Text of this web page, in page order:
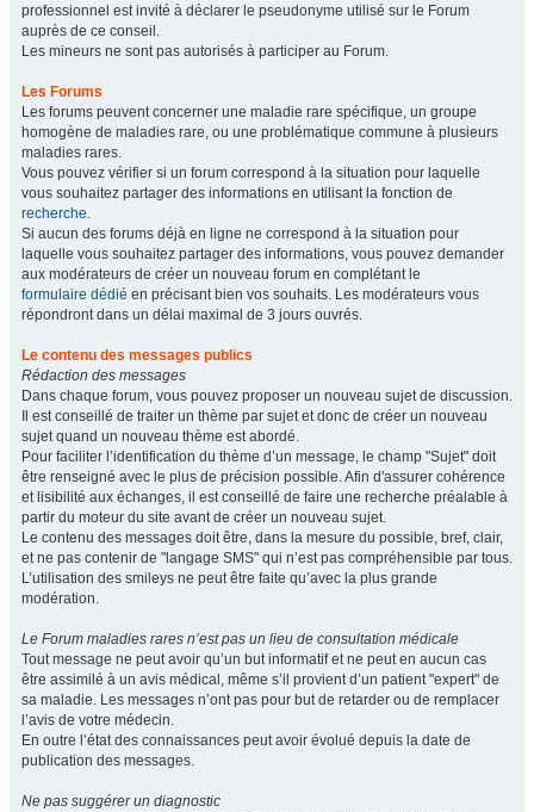
professionnel est invité à déclarer le pseudonyme utilisé sur le Forum
auprès de ce conseil.
Les mineurs ne sont pas autorisés à participer au Forum.
Les Forums
Les forums peuvent concerner une maladie rare spécifique, un groupe
homogène de maladies rare, ou une problématique commune à plusieurs
maladies rares.
Vous pouvez vérifier si un forum correspond à la situation pour laquelle
vous souhaitez partager des informations en utilisant la fonction de
recherche.
Si aucun des forums déjà en ligne ne correspond à la situation pour
laquelle vous souhaitez partager des informations, vous pouvez demander
aux modérateurs de créer un nouveau forum en complétant le
formulaire dédié en précisant bien vos souhaits. Les modérateurs vous
répondront dans un délai maximal de 3 jours ouvrés.
Le contenu des messages publics
Rédaction des messages
Dans chaque forum, vous pouvez proposer un nouveau sujet de discussion.
Il est conseillé de traiter un thème par sujet et donc de créer un nouveau
sujet quand un nouveau thème est abordé.
Pour faciliter l’identification du thème d’un message, le champ "Sujet" doit
être renseigné avec le plus de précision possible. Afin d'assurer cohérence
et lisibilité aux échanges, il est conseillé de faire une recherche préalable à
partir du moteur du site avant de créer un nouveau sujet.
Le contenu des messages doit être, dans la mesure du possible, bref, clair,
et ne pas contenir de "langage SMS" qui n’est pas compréhensible par tous.
L’utilisation des smileys ne peut être faite qu’avec la plus grande
modération.
Le Forum maladies rares n’est pas un lieu de consultation médicale
Tout message ne peut avoir qu’un but informatif et ne peut en aucun cas
être assimilé à un avis médical, même s’il provient d’un patient "expert" de
sa maladie. Les messages n’ont pas pour but de retarder ou de remplacer
l’avis de votre médecin.
En outre l’état des connaissances peut avoir évolué depuis la date de
publication des messages.
Ne pas suggérer un diagnostic